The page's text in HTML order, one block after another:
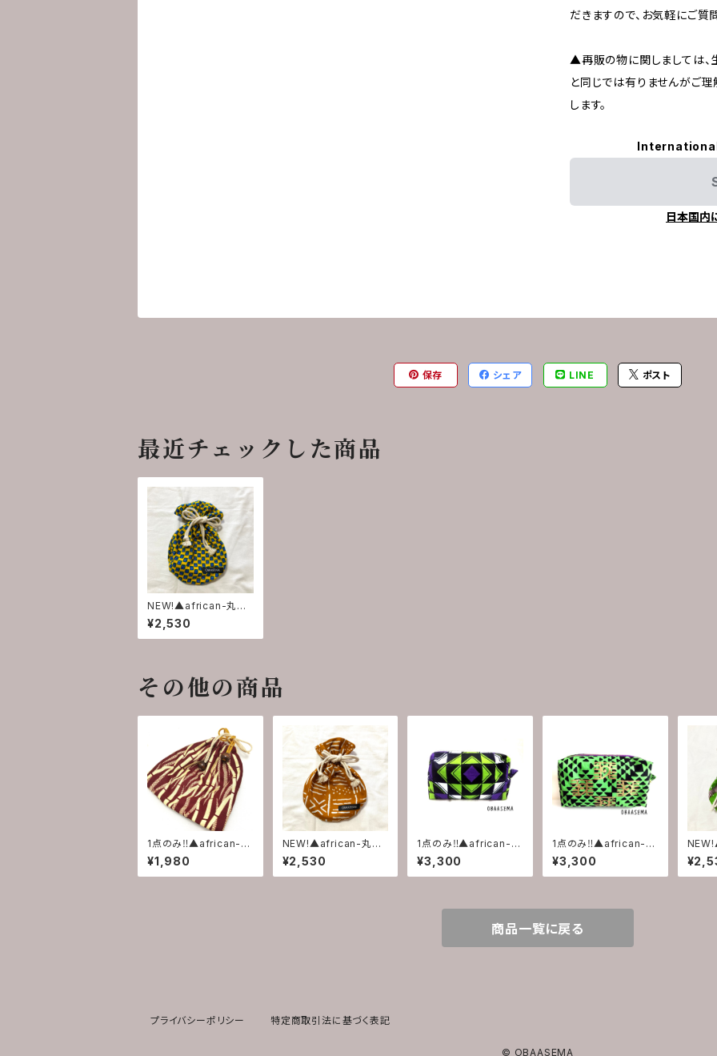
だきますので、お気軽にご質
▲再販の物に関しましては
と同じでは有りませんがご
します。
日本国内
保存 シェア LINE ポスト
最近チェックした商品
NEW!▲african-丸巾
着▲
¥2,530
その他の商品
1点のみ‼︎▲african-巾
着袋▲
¥1,980
NEW!▲african-丸巾
着▲
¥2,530
1点のみ‼︎▲african-p
ouch▲
¥3,300
1点のみ‼︎▲african-p
ouch▲
¥3,300
着▲
商品一覧に戻る
プライバシーポリシー 特定商取引法に基づく表記
© OBAASEMA